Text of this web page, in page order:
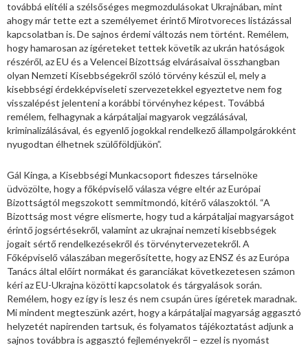
továbbá elítéli a szélsőséges megmozdulásokat Ukrajnában, mint
ahogy már tette ezt a személyemet érintő Mirotvoreces listázással
kapcsolatban is. De sajnos érdemi változás nem történt. Remélem,
hogy hamarosan az ígéreteket tettek követik az ukrán hatóságok
részéről, az EU és a Velencei Bizottság elvárásaival összhangban
olyan Nemzeti Kisebbségekről szóló törvény készül el, mely a
kisebbségi érdekképviseleti szervezetekkel egyeztetve nem fog
visszalépést jelenteni a korábbi törvényhez képest. Továbbá
remélem, felhagynak a kárpátaljai magyarok vegzálásával,
kriminalizálásával, és egyenlő jogokkal rendelkező állampolgárokként
nyugodtan élhetnek szülőföldjükön”.
Gál Kinga, a Kisebbségi Munkacsoport fideszes társelnöke
üdvözölte, hogy a főképviselő válasza végre eltér az Európai
Bizottságtól megszokott semmitmondó, kitérő válaszoktól. “A
Bizottság most végre elismerte, hogy tud a kárpátaljai magyarságot
érintő jogsértésekről, valamint az ukrajnai nemzeti kisebbségek
jogait sértő rendelkezésekről és törvénytervezetekről. A
Főképviselő válaszában megerősítette, hogy az ENSZ és az Európa
Tanács által előírt normákat és garanciákat következetesen számon
kéri az EU-Ukrajna közötti kapcsolatok és tárgyalások során.
Remélem, hogy ez így is lesz és nem csupán üres ígéretek maradnak.
Mi mindent megteszünk azért, hogy a kárpátaljai magyarság aggasztó
helyzetét napirenden tartsuk, és folyamatos tájékoztatást adjunk a
sajnos továbbra is aggasztó fejleményekről – ezzel is nyomást